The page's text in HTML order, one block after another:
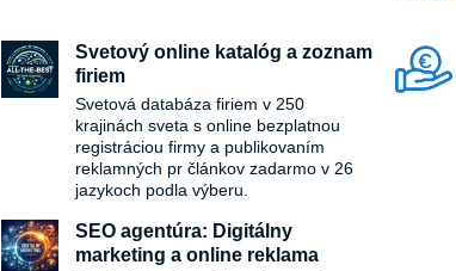
Svetový online katalóg a zoznam
firiem
Svetová databáza firiem v 250
krajinách sveta s online bezplatnou
registráciou firmy a publikovaním
reklamných pr článkov zadarmo v 26
jazykoch podla výberu.
SEO agentúra: Digitálny
marketing a online reklama